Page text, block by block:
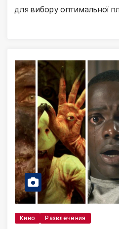
для вибору оптимальної
Кино Развлечения